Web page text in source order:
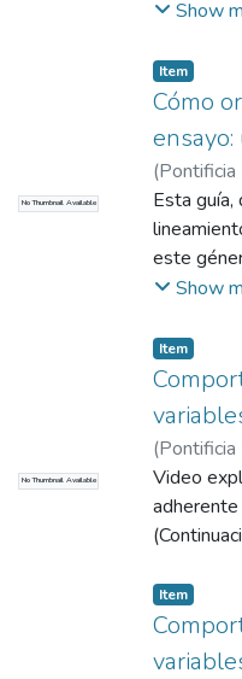
inmune,
papel del
Show
No Thumbnail Available
Item
Cómo
(Pontificia
2019)
Javeriano
Esta guía,
este
Show
No Thumbnail Available
Item
(Pontificia
2015 )
Video
Item